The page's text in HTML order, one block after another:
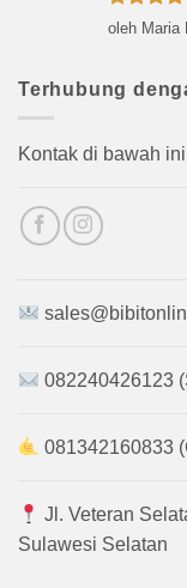
Dinilai5
oleh Maria
Terhubung
Kontak di bawah
082240426123
081342160833
Jl. Veteran
Sulawesi Selatan